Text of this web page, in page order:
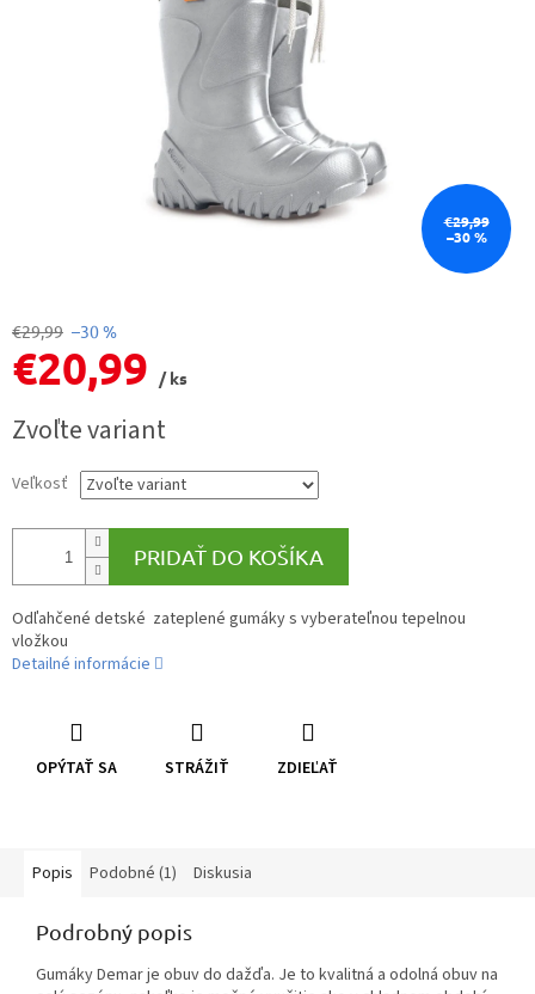
€29,99
–30 %
€29,99 –30 %
€20,99
/ ks
cena:
Zvoľte variant
Veľkosť
PRIDAŤ DO KOŠÍKA
Odľahčené detské zateplené gumáky s vyberateľnou tepelnou
vložkou
Detailné informácie
OPÝTAŤ SA STRÁŽIŤ ZDIEĽAŤ
Popis Podobné (1) Diskusia
Podrobný popis
Gumáky Demar je obuv do dažďa. Je to kvalitná a odolná obuv na